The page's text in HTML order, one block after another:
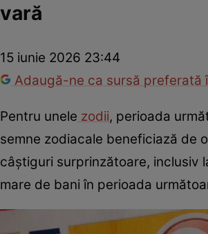
vară
15 iunie 2026 23:44
Adaugă-ne ca sursă preferată
Pentru unele zodii, perioada
semne zodiacale beneficiază de
câștiguri surprinzătoare, inclusiv
mare de bani în perioada